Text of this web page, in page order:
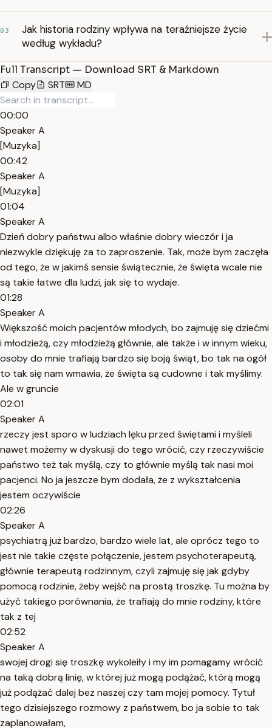
03
Jak historia rodziny wpływa na teraźniejsze życie
według wykładu?
Full Transcript — Download SRT & Markdown
Copy
SRT MD
00:00
Speaker A
[Muzyka]
00:42
Speaker A
[Muzyka]
01:04
Speaker A
Dzień dobry państwu albo właśnie dobry wieczór i ja
niezwykle dziękuję za to zaproszenie. Tak, może bym zaczęła
od tego, że w jakimś sensie świątecznie, że święta wcale nie
są takie łatwe dla ludzi, jak się to wydaje.
01:28
Speaker A
Większość moich pacjentów młodych, bo zajmuję się dziećmi
i młodzieżą, czy młodzieżą głównie, ale także i w innym wieku,
osoby do mnie trafiają bardzo się boją świąt, bo tak na ogół
to tak się nam wmawia, że święta są cudowne i tak myślimy.
Ale w gruncie
02:01
Speaker A
rzeczy jest sporo w ludziach lęku przed świętami i myśleli
nawet możemy w dyskusji do tego wrócić, czy rzeczywiście
państwo też tak myślą, czy to głównie myślą tak nasi moi
pacjenci. No ja jeszcze bym dodała, że z wykształcenia
jestem oczywiście
02:26
Speaker A
psychiatrą już bardzo, bardzo wiele lat, ale oprócz tego to
jest nie takie częste połączenie, jestem psychoterapeutą,
głównie terapeutą rodzinnym, czyli zajmuję się jak gdyby
pomocą rodzinie, żeby wejść na prostą troszkę. Tu można by
użyć takiego porównania, że trafiają do mnie rodziny, które
tak z tej
02:52
Speaker A
swojej drogi się troszkę wykoleiły i my im pomagamy wrócić
na taką dobrą linię, w której już mogą podążać, którą mogą
już podążać dalej bez naszej czy tam mojej pomocy. Tytuł
tego dzisiejszego rozmowy z państwem, bo ja sobie to tak
zaplanowałam,